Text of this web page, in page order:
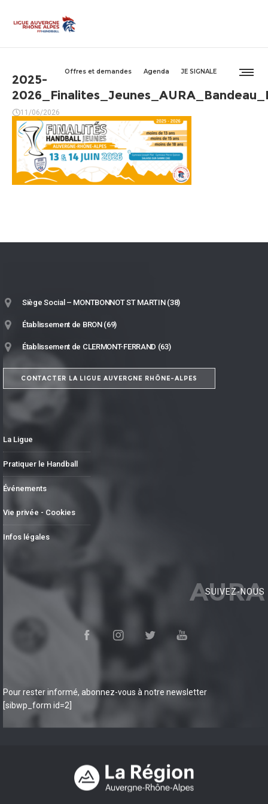
Offres et demandes Agenda JE SIGNALE
2025-
11/06/2026
Siège Social – MONTBONNOT ST MARTIN (38)
Établissement de BRON (69)
Établissement de CLERMONT-FERRAND (63)
CONTACTER LA LIGUE AUVERGNE RHÔNE-ALPES
La Ligue
Pratiquer le Handball
Événements
Vie privée - Cookies
Infos légales
AURA
SUIVEZ-NOUS
Pour rester informé, abonnez-vous à notre newsletter
[sibwp_form id=2]